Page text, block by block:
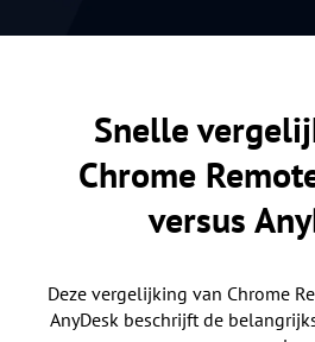
Snelle
Chrome
versus
Deze vergelijking van Chrome
AnyDesk beschrijft de